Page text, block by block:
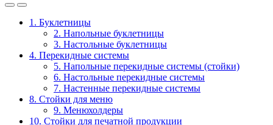
1. Буклетницы
2. Напольные буклетницы
3. Настольные буклетницы
4. Перекидные системы
5. Напольные перекидные системы (стойки)
6. Настольные перекидные системы
7. Настенные перекидные системы
8. Стойки для меню
9. Менюхолдеры
10. Стойки для печатной продукции